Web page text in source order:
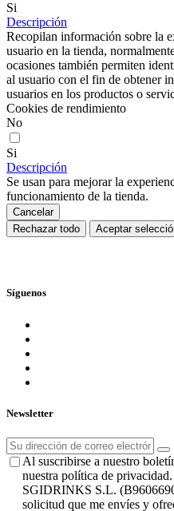
Si
Descripción
Recopilan información sobre la
usuario en la tienda,
ocasiones también permiten
al usuario con el fin de obtener
usuarios en los productos o
Cookies de rendimiento
No
Si
Descripción
Se usan para mejorar la
funcionamiento de la tienda.
Cancelar
Rechazar todo
Aceptar
Síguenos
Newsletter
Al suscribirse a nuestro
nuestra política de
SGIDRINKS S.L.
solicitud que me envíes y